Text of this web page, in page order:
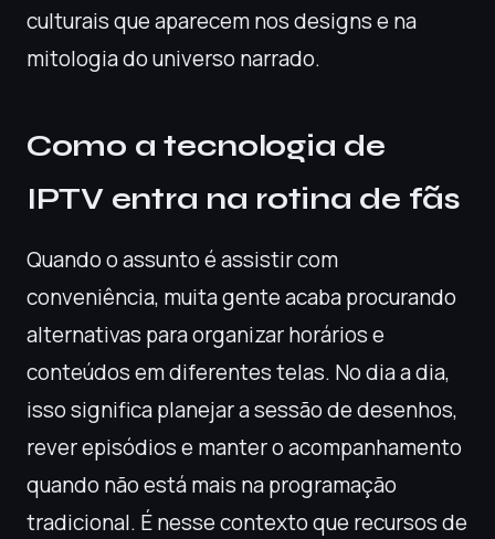
culturais que aparecem nos designs e na
mitologia do universo narrado.
Como a tecnologia de
IPTV entra na rotina de fãs
Quando o assunto é assistir com
conveniência, muita gente acaba procurando
alternativas para organizar horários e
conteúdos em diferentes telas. No dia a dia,
isso significa planejar a sessão de desenhos,
rever episódios e manter o acompanhamento
quando não está mais na programação
tradicional. É nesse contexto que recursos de